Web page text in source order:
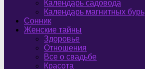
Календарь садовода
Календарь магнитных бурь
Сонник
Женские тайны
Здоровье
Отношения
Все о свадьбе
Красота